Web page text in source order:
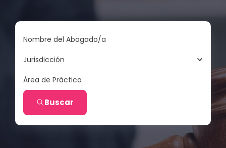
Nombre del Abogado/a
Jurisdicción
Área de Práctica
Buscar